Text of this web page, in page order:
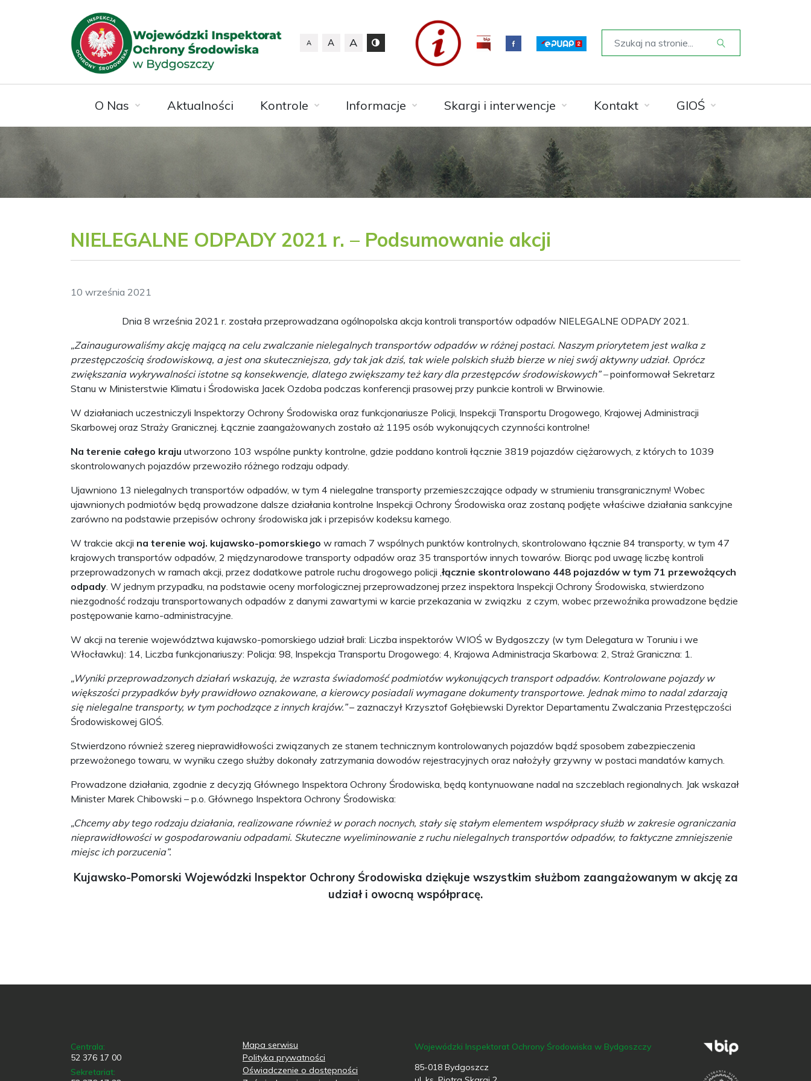
A A A
O Nas Aktualności Kontrole Informacje Skargi i interwencje Kontakt GIOŚ
NIELEGALNE ODPADY 2021 r. – Podsumowanie akcji
10 września 2021
Dnia 8 września 2021 r. została przeprowadzana ogólnopolska akcja kontroli transportów odpadów NIELEGALNE ODPADY 2021.
„Zainaugurowaliśmy akcję mającą na celu zwalczanie nielegalnych transportów odpadów w różnej postaci. Naszym priorytetem jest walka z
przestępczością środowiskową, a jest ona skuteczniejsza, gdy tak jak dziś, tak wiele polskich służb bierze w niej swój aktywny udział. Oprócz
zwiększania wykrywalności istotne są konsekwencje, dlatego zwiększamy też kary dla przestępców środowiskowych” –poinformował Sekretarz
Stanu w Ministerstwie Klimatu i Środowiska Jacek Ozdoba podczas konferencji prasowej przy punkcie kontroli w Brwinowie.
W działaniach uczestniczyli Inspektorzy Ochrony Środowiska oraz funkcjonariusze Policji, Inspekcji Transportu Drogowego, Krajowej Administracji
Skarbowej oraz Straży Granicznej. Łącznie zaangażowanych zostało aż 1195 osób wykonujących czynności kontrolne!
Na terenie całego kraju utworzono 103 wspólne punkty kontrolne, gdzie poddano kontroli łącznie 3819 pojazdów ciężarowych, z których to 1039
skontrolowanych pojazdów przewoziło różnego rodzaju odpady.
Ujawniono 13 nielegalnych transportów odpadów, w tym 4 nielegalne transporty przemieszczające odpady w strumieniu transgranicznym! Wobec
ujawnionych podmiotów będą prowadzone dalsze działania kontrolne Inspekcji Ochrony Środowiska oraz zostaną podjęte właściwe działania sankcyjne
zarówno na podstawie przepisów ochrony środowiska jak i przepisów kodeksu karnego.
W trakcie akcji na terenie woj. kujawsko-pomorskiego w ramach 7 wspólnych punktów kontrolnych, skontrolowano łącznie 84 transporty, w tym 47
krajowych transportów odpadów, 2 międzynarodowe transporty odpadów oraz 35 transportów innych towarów. Biorąc pod uwagę liczbę kontroli
przeprowadzonych w ramach akcji, przez dodatkowe patrole ruchu drogowego policji , łącznie skontrolowano 448 pojazdów w tym 71 przewożących
odpady . W jednym przypadku, na podstawie oceny morfologicznej przeprowadzonej przez inspektora Inspekcji Ochrony Środowiska, stwierdzono
niezgodność rodzaju transportowanych odpadów z danymi zawartymi w karcie przekazania w związku z czym, wobec przewoźnika prowadzone będzie
postępowanie karno-administracyjne.
W akcji na terenie województwa kujawsko-pomorskiego udział brali: Liczba inspektorów WIOŚ w Bydgoszczy (w tym Delegatura w Toruniu i we
Włocławku): 14, Liczba funkcjonariuszy: Policja: 98, Inspekcja Transportu Drogowego: 4, Krajowa Administracja Skarbowa: 2, Straż Graniczna: 1.
„Wyniki przeprowadzonych działań wskazują, że wzrasta świadomość podmiotów wykonujących transport odpadów. Kontrolowane pojazdy w
większości przypadków były prawidłowo oznakowane, a kierowcy posiadali wymagane dokumenty transportowe. Jednak mimo to nadal zdarzają
się nielegalne transporty, w tym pochodzące z innych krajów.”– zaznaczył Krzysztof Gołębiewski Dyrektor Departamentu Zwalczania Przestępczości
Środowiskowej GIOŚ.
Stwierdzono również szereg nieprawidłowości związanych ze stanem technicznym kontrolowanych pojazdów bądź sposobem zabezpieczenia
przewożonego towaru, w wyniku czego służby dokonały zatrzymania dowodów rejestracyjnych oraz nałożyły grzywny w postaci mandatów karnych.
Prowadzone działania, zgodnie z decyzją Głównego Inspektora Ochrony Środowiska, będą kontynuowane nadal na szczeblach regionalnych. Jak wskazał
Minister Marek Chibowski – p.o. Głównego Inspektora Ochrony Środowiska:
„Chcemy aby tego rodzaju działania, realizowane również w porach nocnych, stały się stałym elementem współpracy służb w zakresie ograniczania
nieprawidłowości w gospodarowaniu odpadami. Skuteczne wyeliminowanie z ruchu nielegalnych transportów odpadów, to faktyczne zmniejszenie
miejsc ich porzucenia”.
Kujawsko-Pomorski Wojewódzki Inspektor Ochrony Środowiska dziękuje wszystkim służbom zaangażowanym w akcję za
udział i owocną współpracę.
Centrala:
52 376 17 00
Sekretariat:
Mapa serwisu
Polityka prywatności
Oświadczenie o dostępności
Wojewódzki Inspektorat Ochrony Środowiska w Bydgoszczy
85-018 Bydgoszcz